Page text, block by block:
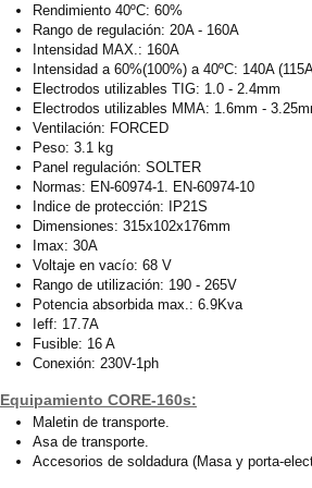
Rendimiento 40ºC: 60%
Rango de regulación: 20A - 160A
Intensidad MAX.: 160A
Intensidad a 60%(100%) a 40ºC: 140A
Electrodos utilizables TIG: 1.0 - 2.4mm
Electrodos utilizables MMA: 1.6mm -
Ventilación: FORCED
Peso: 3.1 kg
Panel regulación: SOLTER
Normas: EN-60974-1. EN-60974-10
Indice de protección: IP21S
Dimensiones: 315x102x176mm
Imax: 30A
Voltaje en vacío: 68 V
Rango de utilización: 190 - 265V
Potencia absorbida max.: 6.9Kva
Ieff: 17.7A
Fusible: 16 A
Conexión: 230V-1ph
Equipamiento CORE-160s:
Maletin de transporte.
Asa de transporte.
Accesorios de soldadura (Masa y porta-